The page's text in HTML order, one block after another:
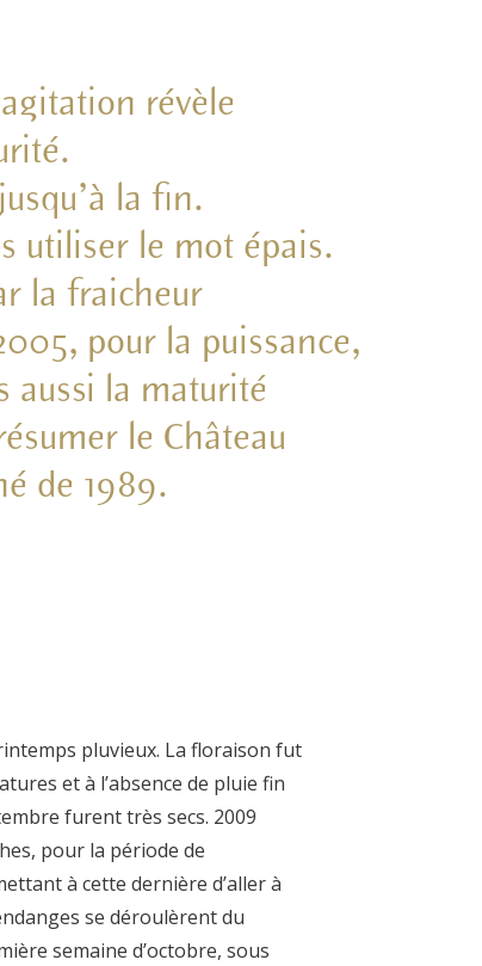
révèle
la fin.
utiliser le mot épais.
la fraicheur
pour la puissance,
aussi la maturité
le Château
de 1989.
pluvieux. La floraison fut
et à l’absence de pluie fin
furent très secs. 2009
pour la période de
à cette dernière d’aller à
se déroulèrent du
semaine d’octobre, sous